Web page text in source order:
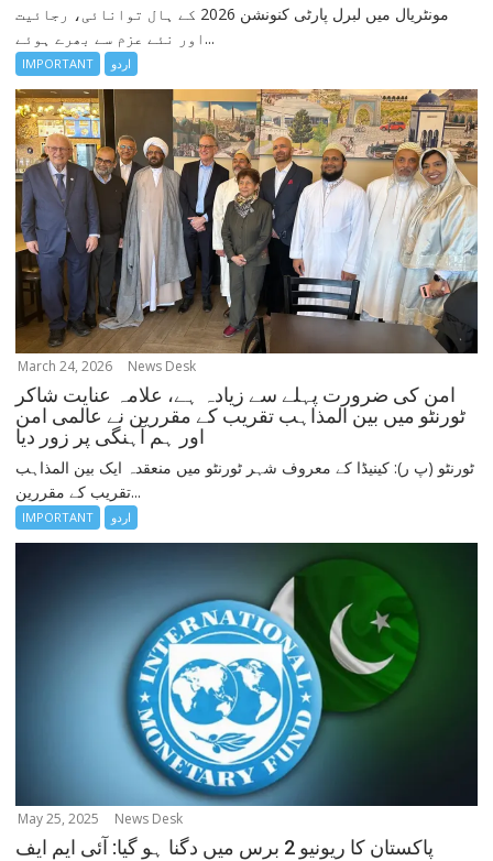
مونٹریال میں لبرل پارٹی کنونشن 2026 کے ہال توانائی، رجائیت
اور نئے عزم سے بھرے ہوئے...
IMPORTANT اردو
March 24, 2026 News Desk
امن کی ضرورت پہلے سے زیادہ ہے، علامہ عنایت شاکر
ٹورنٹو میں بین المذاہب تقریب کے مقررین نے عالمی امن
اور ہم آہنگی پر زور دیا
ٹورنٹو (پ ر): کینیڈا کے معروف شہر ٹورنٹو میں منعقدہ ایک بین المذاہب
تقریب کے مقررین...
IMPORTANT اردو
May 25, 2025 News Desk
پاکستان کا ریونیو 2 برس میں دگنا ہو گیا: آئی ایم ایف